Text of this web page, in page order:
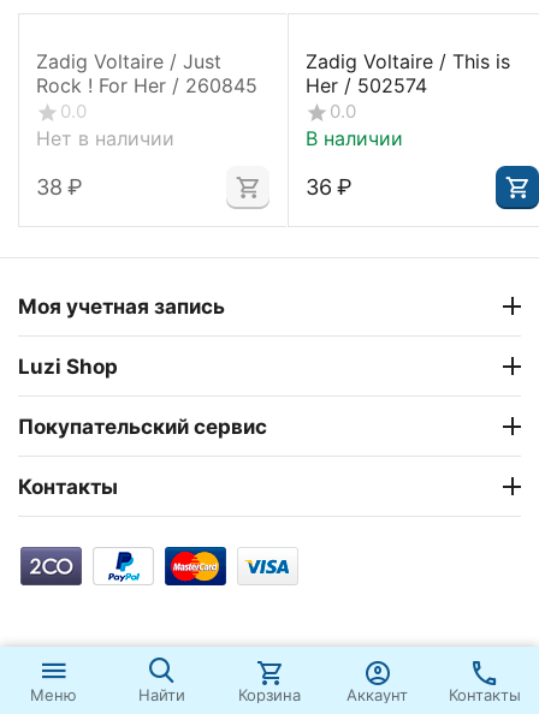
Zadig Voltaire / Just
Rock ! For Her / 260845
0.0
Нет в наличии
‍38‍ ₽
Zadig Voltaire / This is
Her / 502574
0.0
В наличии
‍36‍ ₽
Моя учетная запись
Luzi Shop
Покупательский сервис
Контакты
Меню Найти Корзина Аккаунт Контакты